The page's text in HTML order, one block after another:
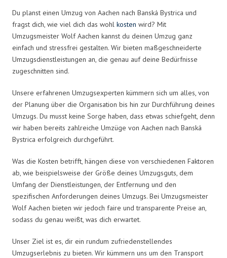
Du planst einen Umzug von Aachen nach Banská Bystrica und
fragst dich, wie viel dich das wohl kosten wird? Mit
Umzugsmeister Wolf Aachen kannst du deinen Umzug ganz
einfach und stressfrei gestalten. Wir bieten maßgeschneiderte
Umzugsdienstleistungen an, die genau auf deine Bedürfnisse
zugeschnitten sind.
Unsere erfahrenen Umzugsexperten kümmern sich um alles, von
der Planung über die Organisation bis hin zur Durchführung deines
Umzugs. Du musst keine Sorge haben, dass etwas schiefgeht, denn
wir haben bereits zahlreiche Umzüge von Aachen nach Banská
Bystrica erfolgreich durchgeführt.
Was die Kosten betrifft, hängen diese von verschiedenen Faktoren
ab, wie beispielsweise der Größe deines Umzugsguts, dem
Umfang der Dienstleistungen, der Entfernung und den
spezifischen Anforderungen deines Umzugs. Bei Umzugsmeister
Wolf Aachen bieten wir jedoch faire und transparente Preise an,
sodass du genau weißt, was dich erwartet.
Unser Ziel ist es, dir ein rundum zufriedenstellendes
Umzugserlebnis zu bieten. Wir kümmern uns um den Transport